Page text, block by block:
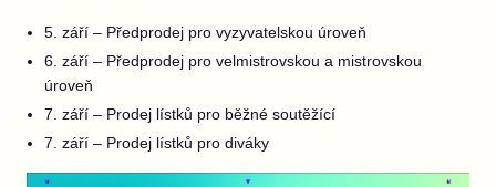
5. září – Předprodej pro vyzyvatelskou úroveň
6. září – Předprodej pro velmistrovskou a mistrovskou
úroveň
7. září – Prodej lístků pro běžné soutěžící
7. září – Prodej lístků pro diváky